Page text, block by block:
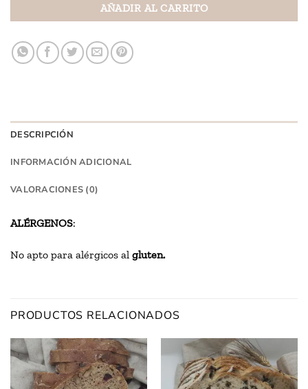
AÑADIR AL CARRITO
DESCRIPCIÓN
INFORMACIÓN ADICIONAL
VALORACIONES (0)
ALÉRGENOS:
No apto para alérgicos al gluten.
PRODUCTOS RELACIONADOS